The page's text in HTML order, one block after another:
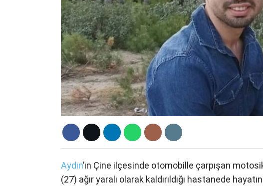
Aydın’ın Çine ilçesinde otomobille çarpışan
(27) ağır yaralı olarak kaldırıldığı hastanede